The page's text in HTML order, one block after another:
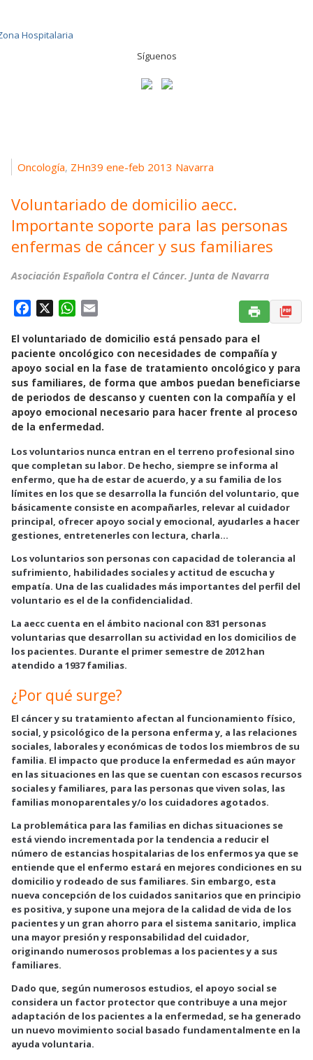
Síguenos
Oncología, ZHn39 ene-feb 2013 Navarra
Voluntariado de domicilio aecc.
Importante soporte para las personas
enfermas de cáncer y sus familiares
Asociación Española Contra el Cáncer. Junta de Navarra
c
e
b
o
o
k
W
a
t
s
A
p
p
a
i
l
El voluntariado de domicilio está pensado para el
paciente oncológico con necesidades de compañía y
apoyo social en la fase de tratamiento oncológico y para
sus familiares, de forma que ambos puedan beneficiarse
de periodos de descanso y cuenten con la compañía y el
apoyo emocional necesario para hacer frente al proceso
de la enfermedad.
Los voluntarios nunca entran en el terreno profesional sino
que completan su labor. De hecho, siempre se informa al
enfermo, que ha de estar de acuerdo, y a su familia de los
límites en los que se desarrolla la función del voluntario, que
básicamente consiste en acompañarles, relevar al cuidador
principal, ofrecer apoyo social y emocional, ayudarles a hacer
gestiones, entretenerles con lectura, charla…
Los voluntarios son personas con capacidad de tolerancia al
sufrimiento, habilidades sociales y actitud de escucha y
empatía. Una de las cualidades más importantes del perfil del
voluntario es el de la confidencialidad.
La aecc cuenta en el ámbito nacional con 831 personas
voluntarias que desarrollan su actividad en los domicilios de
los pacientes. Durante el primer semestre de 2012 han
atendido a 1937 familias.
¿Por qué surge?
El cáncer y su tratamiento afectan al funcionamiento físico,
social, y psicológico de la persona enferma y, a las relaciones
sociales, laborales y económicas de todos los miembros de su
familia. El impacto que produce la enfermedad es aún mayor
en las situaciones en las que se cuentan con escasos recursos
sociales y familiares, para las personas que viven solas, las
familias monoparentales y/o los cuidadores agotados.
La problemática para las familias en dichas situaciones se
está viendo incrementada por la tendencia a reducir el
número de estancias hospitalarias de los enfermos ya que se
entiende que el enfermo estará en mejores condiciones en su
domicilio y rodeado de sus familiares. Sin embargo, esta
nueva concepción de los cuidados sanitarios que en principio
es positiva, y supone una mejora de la calidad de vida de los
pacientes y un gran ahorro para el sistema sanitario, implica
una mayor presión y responsabilidad del cuidador,
originando numerosos problemas a los pacientes y a sus
familiares.
Dado que, según numerosos estudios, el apoyo social se
considera un factor protector que contribuye a una mejor
adaptación de los pacientes a la enfermedad, se ha generado
un nuevo movimiento social basado fundamentalmente en la
ayuda voluntaria.